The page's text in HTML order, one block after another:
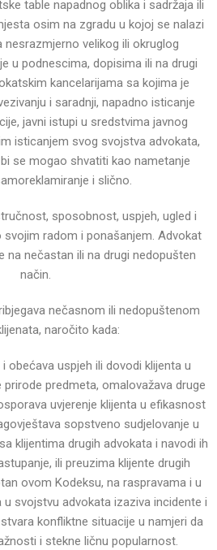
table napadnog oblika i sadržaja ili
osim na zgradu u kojoj se nalazi
nesrazmjerno velikog ili okruglog
u podnescima, dopisima ili na drugi
kancelarijama sa kojima je
i saradnji, napadno isticanje
javni istupi u sredstvima javnog
isticanjem svog svojstva advokata,
se mogao shvatiti kao nametanje
i slično.
sposobnost, uspjeh, ugled i
svojim radom i ponašanjem. Advokat
na nečastan ili na drugi nedopušten
način.
nečasnom ili nedopuštenom
naročito kada:
obećava uspjeh ili dovodi klijenta u
prirode predmeta, omalovažava druge
uvjerenje klijenta u efikasnost
sopstveno sudjelovanje u
klijentima drugih advokata i navodi ih
ili preuzima klijente drugih
ovom Kodeksu, na raspravama i u
svojstvu advokata izaziva incidente i
stvara konfliktne situacije u namjeri da
i stekne ličnu popularnost.